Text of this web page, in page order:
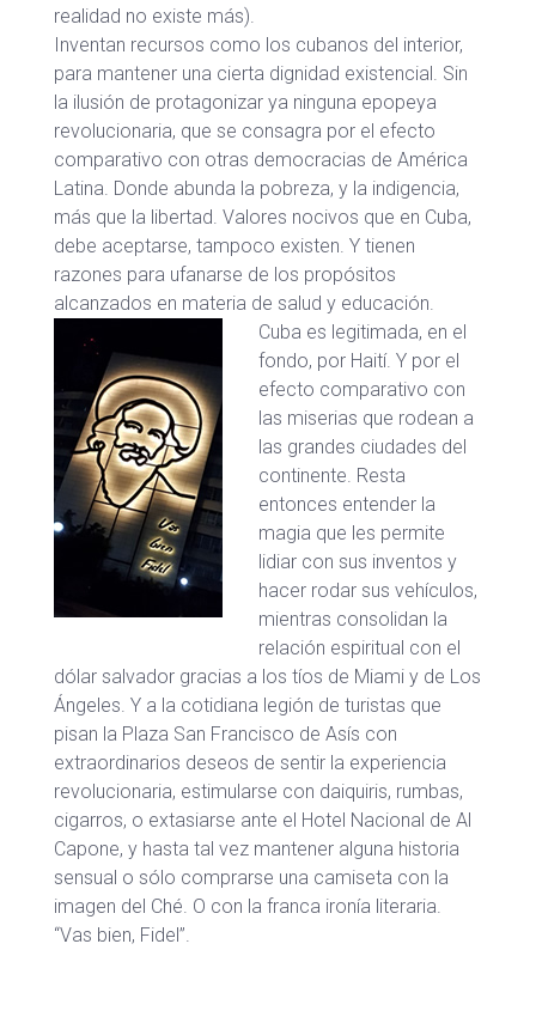
realidad no existe más).
Inventan recursos como los cubanos del interior,
para mantener una cierta dignidad existencial. Sin
la ilusión de protagonizar ya ninguna epopeya
revolucionaria, que se consagra por el efecto
comparativo con otras democracias de América
Latina. Donde abunda la pobreza, y la indigencia,
más que la libertad. Valores nocivos que en Cuba,
debe aceptarse, tampoco existen. Y tienen
razones para ufanarse de los propósitos
alcanzados en materia de salud y educación.
Cuba es legitimada, en el
fondo, por Haití. Y por el
efecto comparativo con
las miserias que rodean a
las grandes ciudades del
continente. Resta
entonces entender la
magia que les permite
lidiar con sus inventos y
hacer rodar sus vehículos,
mientras consolidan la
relación espiritual con el
dólar salvador gracias a los tíos de Miami y de Los
Ángeles. Y a la cotidiana legión de turistas que
pisan la Plaza San Francisco de Asís con
extraordinarios deseos de sentir la experiencia
revolucionaria, estimularse con daiquiris, rumbas,
cigarros, o extasiarse ante el Hotel Nacional de Al
Capone, y hasta tal vez mantener alguna historia
sensual o sólo comprarse una camiseta con la
imagen del Ché. O con la franca ironía literaria.
“Vas bien, Fidel”.